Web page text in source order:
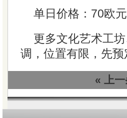
单日价格：70欧
更多文化艺术工
调，位置有限，先预
« 上